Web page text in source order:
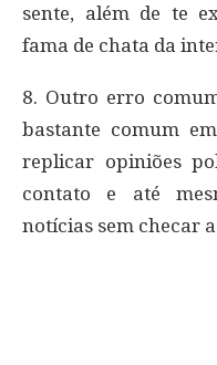
sente, além de te
fama de chata da
8. Outro erro
bastante comum
replicar opiniões
contato e até
notícias sem checar